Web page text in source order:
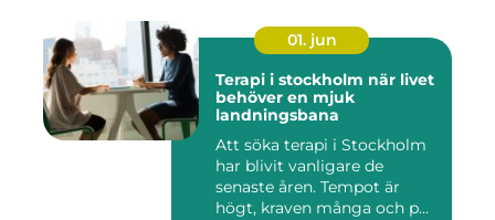
01. jun
Terapi i stockholm när livet
behöver en mjuk
landningsbana
Att söka terapi i Stockholm
har blivit vanligare de
senaste åren. Tempot är
högt, kraven många och p...